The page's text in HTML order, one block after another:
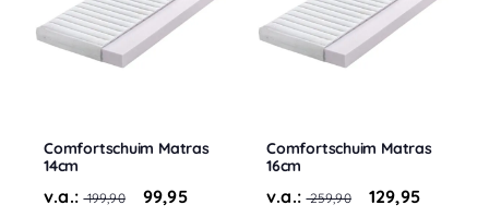
Comfortschuim Matras
14cm
v.a.:199,90 99,95
Comfortschuim Matras
16cm
v.a.:259,90 129,95